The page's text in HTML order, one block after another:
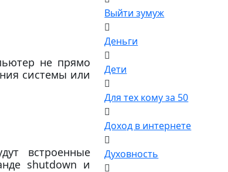
не прямо
системы или
встроенные
shutdown и
Выйти зумуж
Деньги
Дети
Для тех кому за 50
Доход в интернете
Духовность